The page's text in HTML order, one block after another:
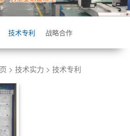
技术专利 战略合作
> 技术实力 > 技术专利